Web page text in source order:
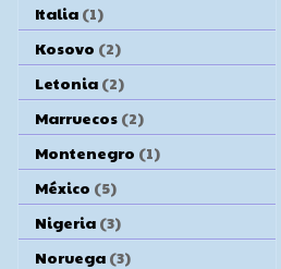
Italia (1)
Kosovo (2)
Letonia (2)
Marruecos (2)
Montenegro (1)
México (5)
Nigeria (3)
Noruega (3)